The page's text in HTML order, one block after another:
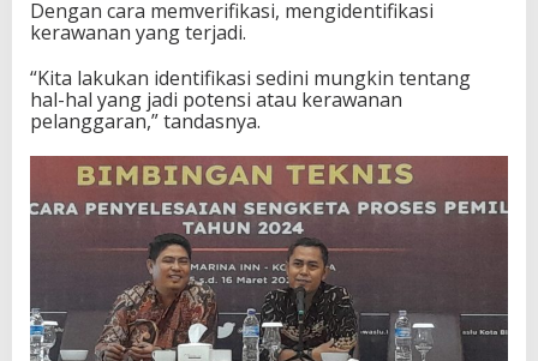
Dengan cara memverifikasi, mengidentifikasi
kerawanan yang terjadi.
“Kita lakukan identifikasi sedini mungkin tentang
hal-hal yang jadi potensi atau kerawanan
pelanggaran,” tandasnya.